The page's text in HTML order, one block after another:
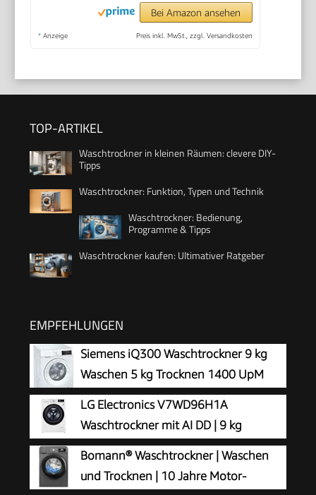
Bei Amazon ansehen
* Anzeige Preis inkl. MwSt., zzgl. Versandkosten
TOP-ARTIKEL
Waschtrockner in kleinen Räumen: clevere DIY-
Tipps
Waschtrockner: Funktion, Typen und Technik
Waschtrockner: Bedienung,
Programme & Tipps
Waschtrockner kaufen: Ultimativer Ratgeber
EMPFEHLUNGEN
Siemens iQ300 Waschtrockner 9 kg
Waschen 5 kg Trocknen 1400 UpM
WN34A141
LG Electronics V7WD96H1A
Waschtrockner mit AI DD | 9 kg
Waschen | 6 kg Trocknen | 1400 U/Min
| Steam | TurboWash 360° | Neue Wohlfühl-
Trommel | Wi-Fi-Funktion | Weiß
Bomann® Waschtrockner | Waschen
und Trocknen | 10 Jahre Motor-